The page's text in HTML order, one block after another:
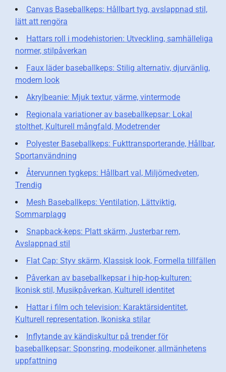
Canvas Baseballkeps: Hållbart tyg, avslappnad stil,
lätt att rengöra
Hattars roll i modehistorien: Utveckling, samhälleliga
normer, stilpåverkan
Faux läder baseballkeps: Stilig alternativ, djurvänlig,
modern look
Akrylbeanie: Mjuk textur, värme, vintermode
Regionala variationer av baseballkepsar: Lokal
stolthet, Kulturell mångfald, Modetrender
Polyester Baseballkeps: Fukttransporterande, Hållbar,
Sportanvändning
Återvunnen tygkeps: Hållbart val, Miljömedveten,
Trendig
Mesh Baseballkeps: Ventilation, Lättviktig,
Sommarplagg
Snapback-keps: Platt skärm, Justerbar rem,
Avslappnad stil
Flat Cap: Styv skärm, Klassisk look, Formella tillfällen
Påverkan av baseballkepsar i hip-hop-kulturen:
Ikonisk stil, Musikpåverkan, Kulturell identitet
Hattar i film och television: Karaktärsidentitet,
Kulturell representation, Ikoniska stilar
Inflytande av kändiskultur på trender för
baseballkepsar: Sponsring, modeikoner, allmänhetens
uppfattning